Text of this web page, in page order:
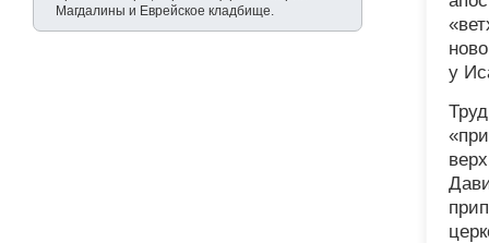
Магдалины и Еврейское кладбище.
у